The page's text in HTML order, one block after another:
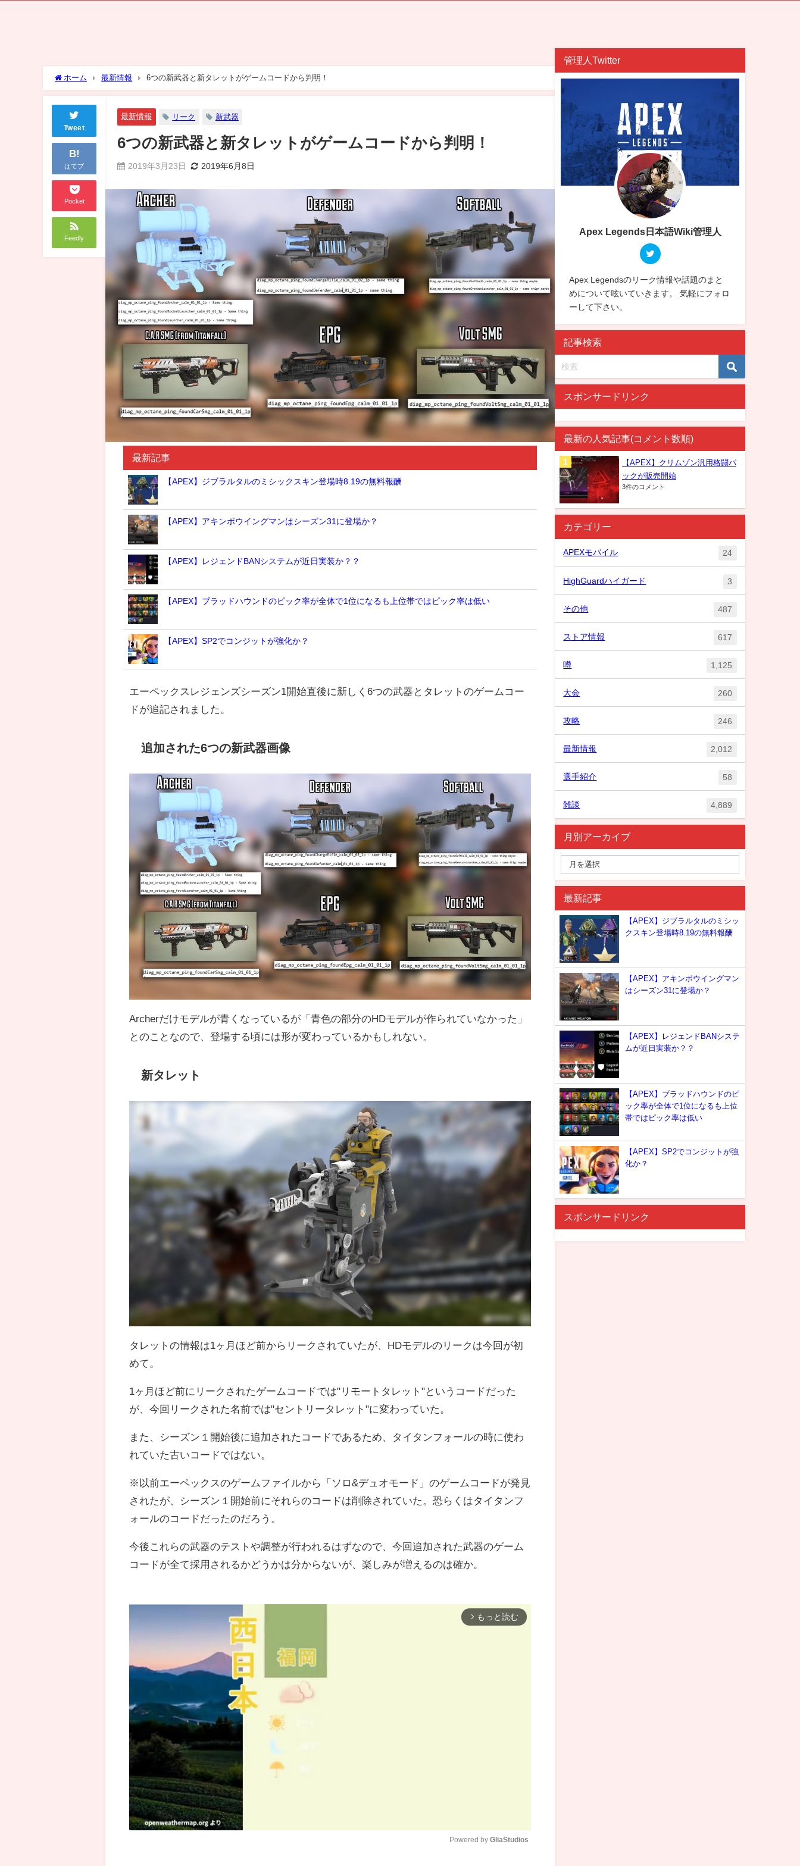
ホーム 最新情報 6つの新武器と新タレットがゲームコードから判明！
Tweet
B!
はてブ
Pocket
Feedly
最新情報 リーク 新武器
6つの新武器と新タレットがゲームコードから判明！
2019年3月23日 2019年6月8日
最新記事
【APEX】ジブラルタルのミシックスキン登場時8.19の無料報酬
【APEX】アキンボウイングマンはシーズン31に登場か？
【APEX】レジェンドBANシステムが近日実装か？？
【APEX】ブラッドハウンドのピック率が全体で1位になるも上位帯ではピック率は低い
【APEX】SP2でコンジットが強化か？
エーペックスレジェンズシーズン1開始直後に新しく6つの武器とタレットのゲームコー
ドが追記されました。
追加された6つの新武器画像
Archerだけモデルが青くなっているが「青色の部分のHDモデルが作られていなかった」
とのことなので、登場する頃には形が変わっているかもしれない。
新タレット
タレットの情報は1ヶ月ほど前からリークされていたが、HDモデルのリークは今回が初
めて。
1ヶ月ほど前にリークされたゲームコードでは"リモートタレット"というコードだった
が、今回リークされた名前では"セントリータレット"に変わっていた。
また、シーズン１開始後に追加されたコードであるため、タイタンフォールの時に使わ
れていた古いコードではない。
※以前エーペックスのゲームファイルから「ソロ&デュオモード」のゲームコードが発見
されたが、シーズン１開始前にそれらのコードは削除されていた。恐らくはタイタンフ
ォールのコードだったのだろう。
今後これらの武器のテストや調整が行われるはずなので、今回追加された武器のゲーム
コードが全て採用されるかどうかは分からないが、楽しみが増えるのは確か。
arrow_forward_ios もっと読む
Powered by GliaStudios
管理人Twitter
Apex Legends日本語Wiki管理人
Apex Legendsのリーク情報や話題のまと
めについて呟いていきます。 気軽にフォロ
ーして下さい。
記事検索
スポンサードリンク
最新の人気記事(コメント数順)
【APEX】クリムゾン汎用格闘パ
ックが販売開始
3件のコメント
カテゴリー
APEXモバイル 24
HighGuardハイガード 3
その他 487
ストア情報 617
噂 1,125
大会 260
攻略 246
最新情報 2,012
選手紹介 58
雑談 4,889
月別アーカイブ
最新記事
【APEX】ジブラルタルのミシッ
クスキン登場時8.19の無料報酬
【APEX】アキンボウイングマン
はシーズン31に登場か？
【APEX】レジェンドBANシステ
ムが近日実装か？？
【APEX】ブラッドハウンドのピ
ック率が全体で1位になるも上位
帯ではピック率は低い
【APEX】SP2でコンジットが強
化か？
スポンサードリンク